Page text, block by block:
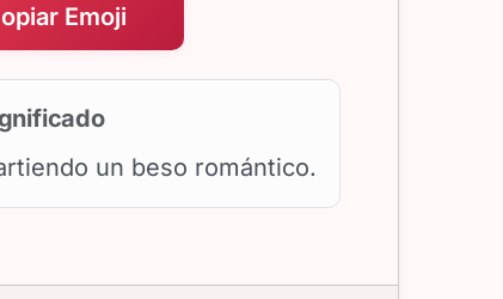
Emoji
un beso romántico.